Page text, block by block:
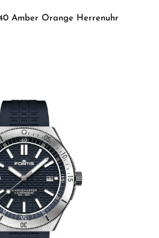
Amber Orange Herrenuhr